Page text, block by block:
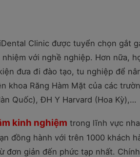
Clinic được tuyển chọn gắt
với nghề nghiệp. Hơn nữa,
đưa đi đào tạo, tu nghiệp để
khoa Răng Hàm Mặt của các
Quốc), ĐH Y Harvard (Hoa Kỳ),…
kinh nghiệm trong lĩnh vực
đồng hành với trên 1000 khách
đơn giản đến phức tạp nhất.